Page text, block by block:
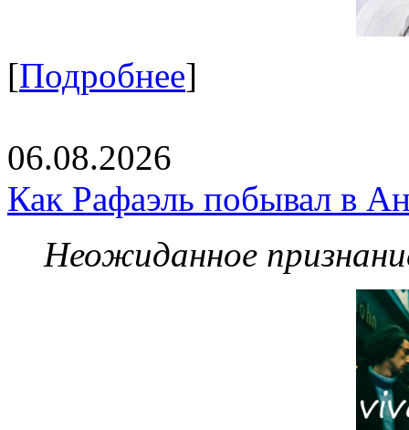
[Подробнее]
06.08.2026
Как Рафаэль побывал в
Неожиданное